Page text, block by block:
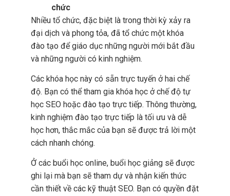
chức
Nhiều tổ chức, đặc biệt là trong thời kỳ xảy ra
đại dịch và phong tỏa, đã tổ chức một khóa
đào tạo để giáo dục những người mới bắt đầu
và những người có kinh nghiệm.
Các khóa học này có sẵn trực tuyến ở hai chế
độ. Bạn có thể tham gia khóa học ở chế độ tự
học SEO hoặc đào tạo trực tiếp. Thông thường,
kinh nghiệm đào tạo trực tiếp là tối ưu và dễ
học hơn, thắc mắc của bạn sẽ được trả lời một
cách nhanh chóng.
Ở các buổi học online, buổi học giảng sẽ được
ghi lại mà bạn sẽ tham dự và nhận kiến thức
cần thiết về các kỹ thuật SEO. Bạn có quyền đặt